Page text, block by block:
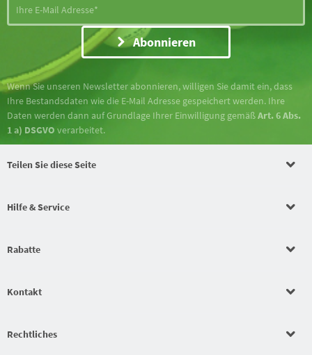
Abonnieren
Wenn Sie unseren Newsletter abonnieren, willigen Sie damit ein, dass
Ihre Bestandsdaten wie die E-Mail Adresse gespeichert werden. Ihre
Daten werden dann auf Grundlage Ihrer Einwilligung gemäßArt. 6 Abs.
1 a) DSGVO verarbeitet.
Teilen Sie diese Seite
Hilfe & Service
Rabatte
Kontakt
Rechtliches